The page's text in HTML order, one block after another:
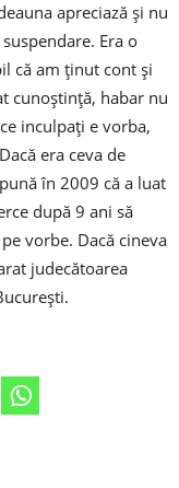
apreciază şi nu
Era o
că am ţinut cont şi
cunoştinţă, habar nu
inculpaţi e vorba,
era ceva de
în 2009 că a luat
după 9 ani să
vorbe. Dacă cineva
judecătoarea